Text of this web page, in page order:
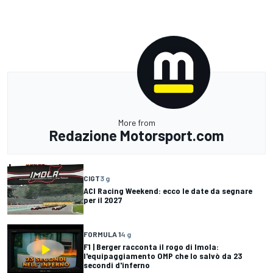
More from
Redazione Motorsport.com
CIGT3 g
ACI Racing Weekend: ecco le date da segnare
per il 2027
FORMULA 14 g
F1 | Berger racconta il rogo di Imola:
l'equipaggiamento OMP che lo salvò da 23
secondi d'inferno